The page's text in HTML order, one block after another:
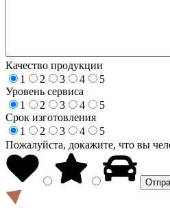
Качество продукции
1
2 3 4
5
Уровень сервиса
1
2 3 4
5
Срок изготовления
1
2 3 4
5
Пожалуйста, докажите, что вы